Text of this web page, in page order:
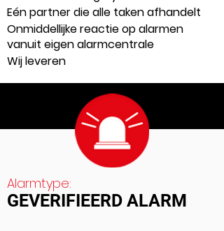
Eén partner die alle taken afhandelt
Onmiddellijke reactie op alarmen
vanuit eigen alarmcentrale
Wij leveren
Alarmtype:
GEVERIFIEERD ALARM